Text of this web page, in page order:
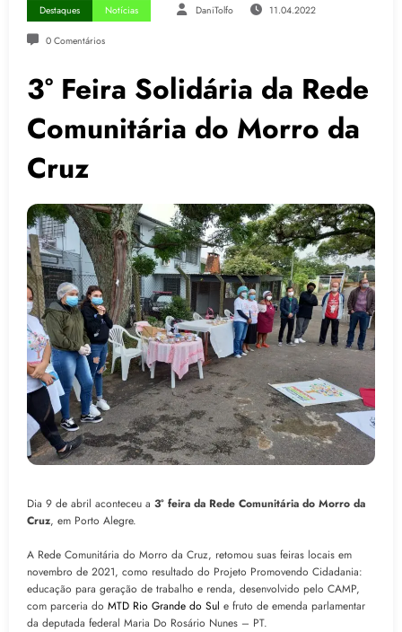
Destaques Notícias DaniTolfo 11.04.2022
0 Comentários
3° Feira Solidária da Rede
Comunitária do Morro da
Cruz
Dia 9 de abril aconteceu a 3° feira da Rede Comunitária do Morro da
Cruz, em Porto Alegre.
A Rede Comunitária do Morro da Cruz, retomou suas feiras locais em
novembro de 2021, como resultado do Projeto Promovendo Cidadania:
educação para geração de trabalho e renda, desenvolvido pelo CAMP,
com parceria do MTD Rio Grande do Sul e fruto de emenda parlamentar
da deputada federal Maria Do Rosário Nunes – PT.